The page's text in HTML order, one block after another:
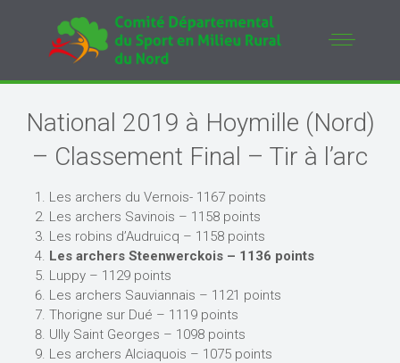
National 2019 à Hoymille (Nord)
– Classement Final – Tir à l’arc
Les archers du Vernois- 1167 points
Les archers Savinois – 1158 points
Les robins d’Audruicq – 1158 points
Les archers Steenwerckois – 1136 points
Luppy – 1129 points
Les archers Sauviannais – 1121 points
Thorigne sur Dué – 1119 points
Ully Saint Georges – 1098 points
Les archers Alciaquois – 1075 points